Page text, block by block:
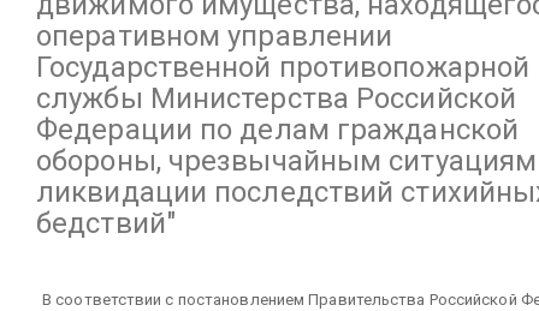
оперативном управлении
Государственной противопожарной
службы Министерства Российской
Федерации по делам гражданской
обороны, чрезвычайным
ликвидации последствий
бедствий"
В соответствии с постановлением Правительства Российской